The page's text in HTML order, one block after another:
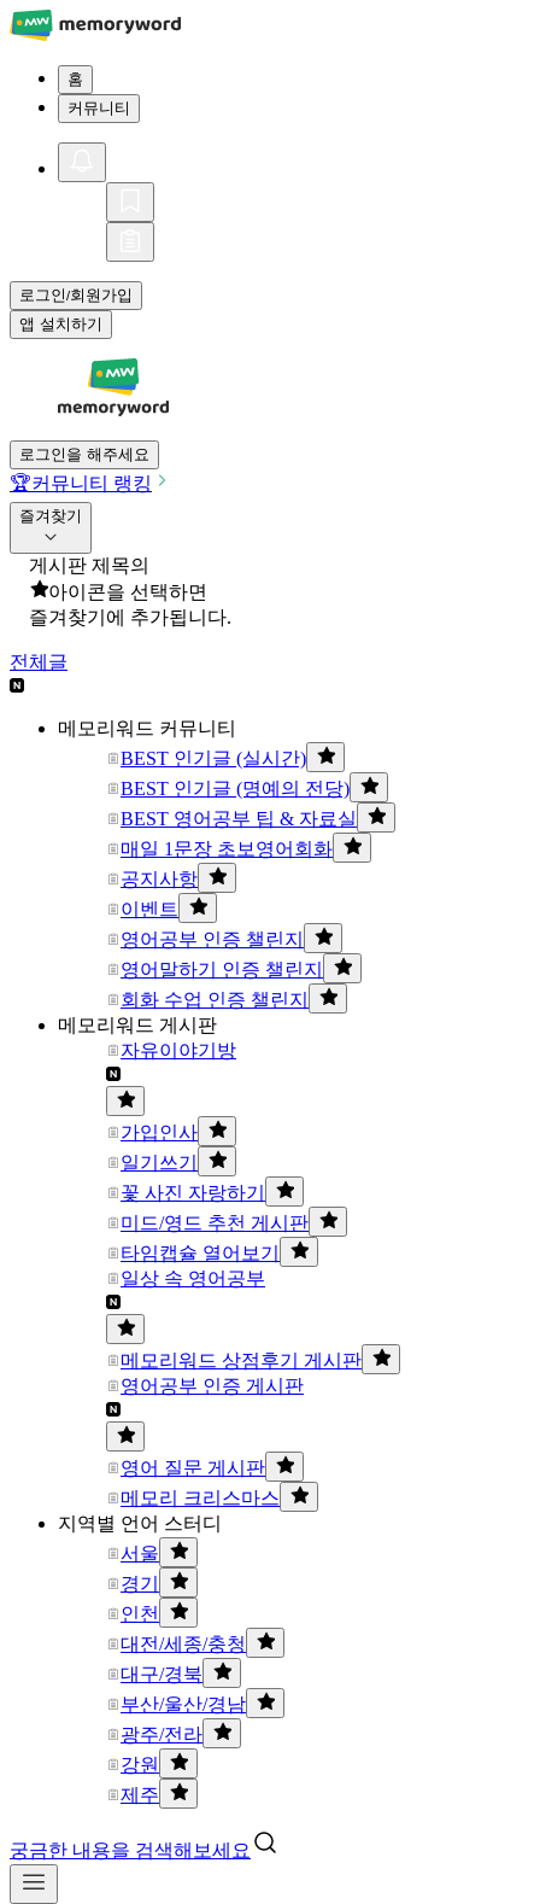
홈
커뮤니티
로그인/회원가입
앱 설치하기
로그인을 해주세요
🏆커뮤니티 랭킹
즐겨찾기
게시판 제목의
아이콘을 선택하면
즐겨찾기에 추가됩니다.
전체글
메모리워드 커뮤니티
BEST 인기글 (실시간)
BEST 인기글 (명예의 전당)
BEST 영어공부 팁 & 자료실
매일 1문장 초보영어회화
공지사항
이벤트
영어공부 인증 챌린지
영어말하기 인증 챌린지
회화 수업 인증 챌린지
메모리워드 게시판
자유이야기방
가입인사
일기쓰기
꽃 사진 자랑하기
미드/영드 추천 게시판
타임캡슐 열어보기
일상 속 영어공부
메모리워드 상점후기 게시판
영어공부 인증 게시판
영어 질문 게시판
메모리 크리스마스
지역별 언어 스터디
서울
경기
인천
대전/세종/충청
대구/경북
부산/울산/경남
광주/전라
강원
제주
궁금한 내용을 검색해보세요